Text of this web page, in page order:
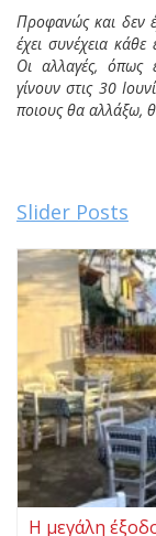
Προφανώς και δεν
έχει συνέχεια
Οι αλλαγές, όπως
γίνουν στις 30
ποιους θα αλλάξω,
Slider Posts
Η μεγάλη